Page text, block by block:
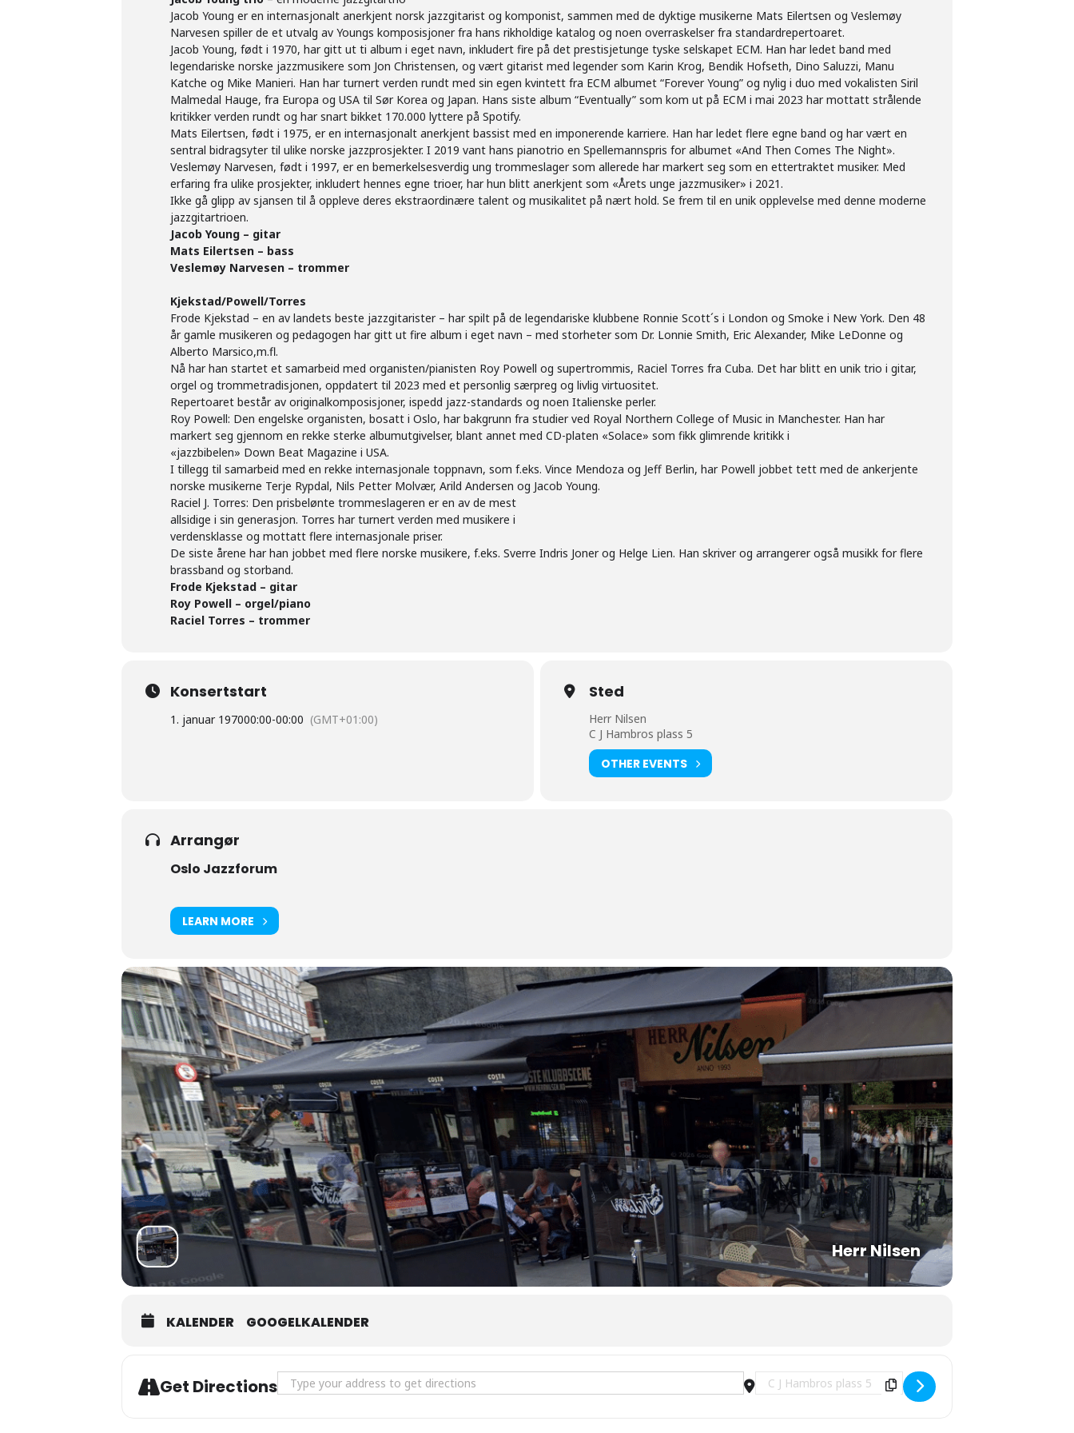
Jacob Young er en internasjonalt anerkjent norsk jazzgitarist og komponist, sammen med de dyktige musikerne Mats Eilertsen og Veslemøy
Narvesen spiller de et utvalg av Youngs komposisjoner fra hans rikholdige katalog og noen overraskelser fra standardrepertoaret.
Jacob Young, født i 1970, har gitt ut ti album i eget navn, inkludert fire på det prestisjetunge tyske selskapet ECM. Han har ledet band med
legendariske norske jazzmusikere som Jon Christensen, og vært gitarist med legender som Karin Krog, Bendik Hofseth, Dino Saluzzi, Manu
Katche og Mike Manieri. Han har turnert verden rundt med sin egen kvintett fra ECM albumet “Forever Young” og nylig i duo med vokalisten Siril
Malmedal Hauge, fra Europa og USA til Sør Korea og Japan. Hans siste album “Eventually” som kom ut på ECM i mai 2023 har mottatt strålende
kritikker verden rundt og har snart bikket 170.000 lyttere på Spotify.
Mats Eilertsen, født i 1975, er en internasjonalt anerkjent bassist med en imponerende karriere. Han har ledet flere egne band og har vært en
sentral bidragsyter til ulike norske jazzprosjekter. I 2019 vant hans pianotrio en Spellemannspris for albumet «And Then Comes The Night».
Veslemøy Narvesen, født i 1997, er en bemerkelsesverdig ung trommeslager som allerede har markert seg som en ettertraktet musiker. Med
erfaring fra ulike prosjekter, inkludert hennes egne trioer, har hun blitt anerkjent som «Årets unge jazzmusiker» i 2021.
Ikke gå glipp av sjansen til å oppleve deres ekstraordinære talent og musikalitet på nært hold. Se frem til en unik opplevelse med denne moderne
jazzgitartrioen.
Jacob Young – gitar
Mats Eilertsen – bass
Veslemøy Narvesen – trommer
Kjekstad/Powell/Torres
Frode Kjekstad – en av landets beste jazzgitarister – har spilt på de legendariske klubbene Ronnie Scott´s i London og Smoke i New York. Den 48
år gamle musikeren og pedagogen har gitt ut fire album i eget navn – med storheter som Dr. Lonnie Smith, Eric Alexander, Mike LeDonne og
Alberto Marsico,m.fl.
Nå har han startet et samarbeid med organisten/pianisten Roy Powell og supertrommis, Raciel Torres fra Cuba. Det har blitt en unik trio i gitar,
orgel og trommetradisjonen, oppdatert til 2023 med et personlig særpreg og livlig virtuositet.
Repertoaret består av originalkomposisjoner, ispedd jazz-standards og noen Italienske perler.
Roy Powell: Den engelske organisten, bosatt i Oslo, har bakgrunn fra studier ved Royal Northern College of Music in Manchester. Han har
markert seg gjennom en rekke sterke albumutgivelser, blant annet med CD-platen «Solace» som fikk glimrende kritikk i
«jazzbibelen» Down Beat Magazine i USA.
I tillegg til samarbeid med en rekke internasjonale toppnavn, som f.eks. Vince Mendoza og Jeff Berlin, har Powell jobbet tett med de ankerjente
norske musikerne Terje Rypdal, Nils Petter Molvær, Arild Andersen og Jacob Young.
Raciel J. Torres: Den prisbelønte trommeslageren er en av de mest
allsidige i sin generasjon. Torres har turnert verden med musikere i
verdensklasse og mottatt flere internasjonale priser.
De siste årene har han jobbet med flere norske musikere, f.eks. Sverre Indris Joner og Helge Lien. Han skriver og arrangerer også musikk for flere
brassband og storband.
Frode Kjekstad – gitar
Roy Powell – orgel/piano
Raciel Torres – trommer
Konsertstart
1. januar 197000:00-00:00 (GMT+01:00)
Sted
Herr Nilsen
C J Hambros plass 5
OTHER EVENTS
Arrangør
Oslo Jazzforum
LEARN MORE
Herr Nilsen
KALENDER GOOGELKALENDER
Get Directions Address - 2 X 3! Jacob Young trio & Kjekstad/Powell/Torres [] Destination Address - 2 X 3! Jacob Young trio & Kjekstad/